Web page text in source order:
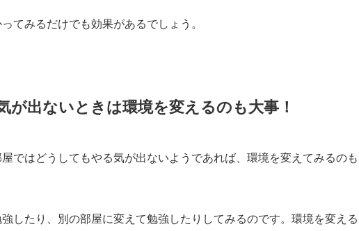
てみるだけでも効果があるでしょう。
が出ないときは環境を変えるのも大事！
ではどうしてもやる気が出ないようであれば、環境を変えてみるのも
したり、別の部屋に変えて勉強したりしてみるのです。環境を変える